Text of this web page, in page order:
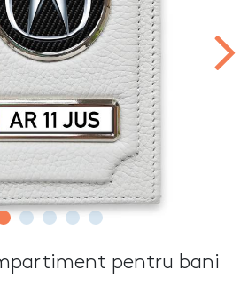
pentru bani